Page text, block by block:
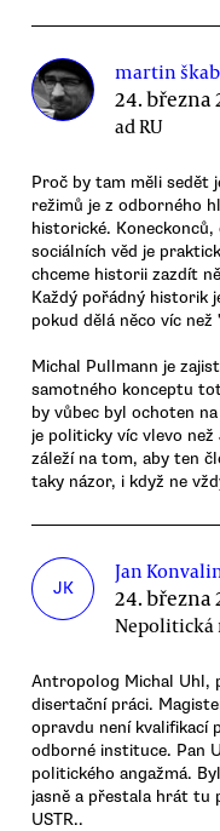
martin
24. března
ad RU
Proč by tam měli sedět
režimů je z odborného
historické.
sociálních věd je
chceme historii zazdít
Každý pořádný historik
pokud dělá něco víc
Michal Pullmann je
samotného konceptu
by vůbec byl ochoten
je politicky víc vlevo
záleží na tom, aby ten
taky názor, i když ne
JK
Jan
24. března
Nepolitická
Antropolog Michal Uhl,
disertační práci.
opravdu není kvalifikací
odborné instituce. Pan
politického angažmá.
jasně a přestala hrát tu
USTR..